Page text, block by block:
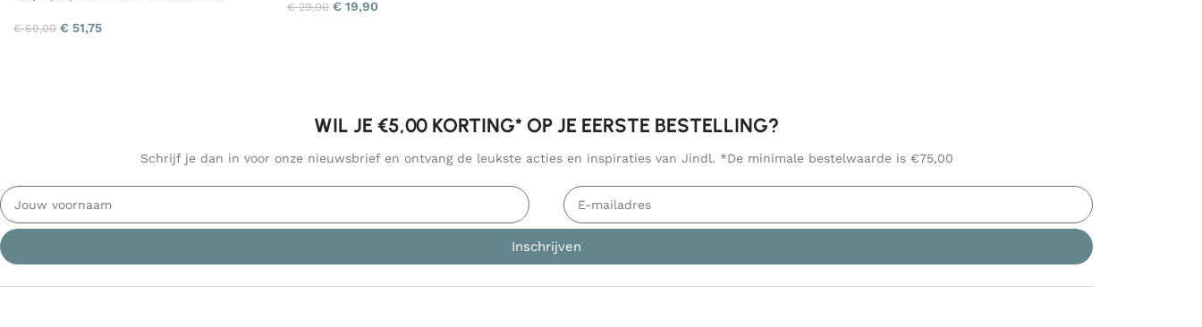
€69,00 € 51,75
€29,00 € 19,90
WIL JE €5,00 KORTING* OP JE EERSTE BESTELLING?
Schrijf je dan in voor onze nieuwsbrief en ontvang de leukste acties en inspiraties van Jindl. *De minimale bestelwaarde is €75,00
Inschrijven